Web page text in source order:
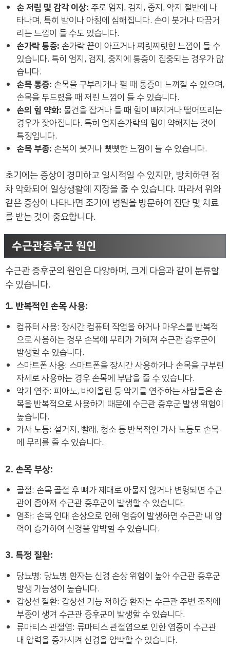
손 저림 및 감각 이상: 주로 엄지, 검지, 중지, 약지 절반에 나
타나며, 특히 밤이나 아침에 심해집니다. 손이 붓거나 따끔거
리는 느낌이 들 수도 있습니다.
손가락 통증: 손가락 끝이 아프거나 찌릿찌릿한 느낌이 들 수
있습니다. 특히 엄지, 검지, 중지에 통증이 집중되는 경우가 많
습니다.
손목 통증: 손목을 구부리거나 펼 때 통증이 느껴질 수 있으며,
손목을 두드렸을 때 저린 느낌이 들 수 있습니다.
손의 힘 약화: 물건을 잡거나 들 때 힘이 빠지거나 떨어뜨리는
경우가 잦아집니다. 특히 엄지손가락의 힘이 약해지는 것이
특징입니다.
손목 부종: 손목이 붓거나 뻣뻣한 느낌이 들 수 있습니다.
초기에는 증상이 경미하고 일시적일 수 있지만, 방치하면 점
차 악화되어 일상생활에 지장을 줄 수 있습니다. 따라서 위와
같은 증상이 나타나면 조기에 병원을 방문하여 진단 및 치료
를 받는 것이 중요합니다.
수근관증후군 원인
수근관 증후군의 원인은 다양하며, 크게 다음과 같이 분류할
수 있습니다.
1. 반복적인 손목 사용:
컴퓨터 사용: 장시간 컴퓨터 작업을 하거나 마우스를 반복적
으로 사용하는 경우 손목에 무리가 가해져 수근관 증후군이
발생할 수 있습니다.
스마트폰 사용: 스마트폰을 장시간 사용하거나 손목을 구부린
자세로 사용하는 경우 손목에 부담을 줄 수 있습니다.
악기 연주: 피아노, 바이올린 등 악기를 연주하는 사람들은 손
목을 반복적으로 사용하기 때문에 수근관 증후군 발생 위험이
높습니다.
가사 노동: 설거지, 빨래, 청소 등 반복적인 가사 노동도 손목
에 무리를 줄 수 있습니다.
2. 손목 부상:
골절: 손목 골절 후 뼈가 제대로 아물지 않거나 변형되면 수근
관이 좁아져 수근관 증후군이 발생할 수 있습니다.
염좌: 손목 인대 손상으로 인해 염증이 발생하면 수근관 내 압
력이 증가하여 신경을 압박할 수 있습니다.
3. 특정 질환:
당뇨병: 당뇨병 환자는 신경 손상 위험이 높아 수근관 증후군
발생 가능성이 높습니다.
갑상선 질환: 갑상선 기능 저하증 환자는 수근관 주변 조직에
부종이 생겨 수근관 증후군이 발생할 수 있습니다.
류마티스 관절염: 류마티스 관절염으로 인한 염증이 수근관
내 압력을 증가시켜 신경을 압박할 수 있습니다.